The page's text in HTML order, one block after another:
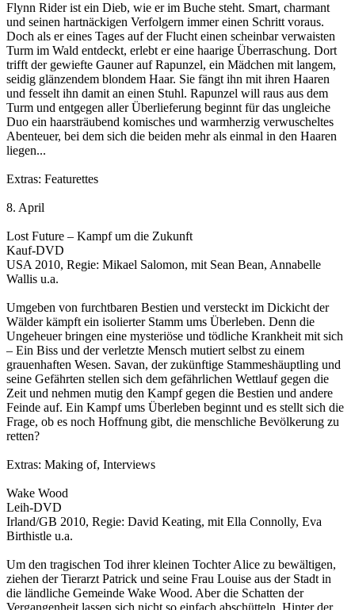
Flynn Rider ist ein Dieb, wie er im Buche steht. Smart, charmant
und seinen hartnäckigen Verfolgern immer einen Schritt voraus.
Doch als er eines Tages auf der Flucht einen scheinbar verwaisten
Turm im Wald entdeckt, erlebt er eine haarige Überraschung. Dort
trifft der gewiefte Gauner auf Rapunzel, ein Mädchen mit langem,
seidig glänzendem blondem Haar. Sie fängt ihn mit ihren Haaren
und fesselt ihn damit an einen Stuhl. Rapunzel will raus aus dem
Turm und entgegen aller Überlieferung beginnt für das ungleiche
Duo ein haarsträubend komisches und warmherzig verwuscheltes
Abenteuer, bei dem sich die beiden mehr als einmal in den Haaren
liegen...
Extras: Featurettes
8. April
Lost Future – Kampf um die Zukunft
Kauf-DVD
USA 2010, Regie: Mikael Salomon, mit Sean Bean, Annabelle
Wallis u.a.
Umgeben von furchtbaren Bestien und versteckt im Dickicht der
Wälder kämpft ein isolierter Stamm ums Überleben. Denn die
Ungeheuer bringen eine mysteriöse und tödliche Krankheit mit sich
– Ein Biss und der verletzte Mensch mutiert selbst zu einem
grauenhaften Wesen. Savan, der zukünftige Stammeshäuptling und
seine Gefährten stellen sich dem gefährlichen Wettlauf gegen die
Zeit und nehmen mutig den Kampf gegen die Bestien und andere
Feinde auf. Ein Kampf ums Überleben beginnt und es stellt sich die
Frage, ob es noch Hoffnung gibt, die menschliche Bevölkerung zu
retten?
Extras: Making of, Interviews
Wake Wood
Leih-DVD
Irland/GB 2010, Regie: David Keating, mit Ella Connolly, Eva
Birthistle u.a.
Um den tragischen Tod ihrer kleinen Tochter Alice zu bewältigen,
ziehen der Tierarzt Patrick und seine Frau Louise aus der Stadt in
die ländliche Gemeinde Wake Wood. Aber die Schatten der
Vergangenheit lassen sich nicht so einfach abschütteln. Hinter der